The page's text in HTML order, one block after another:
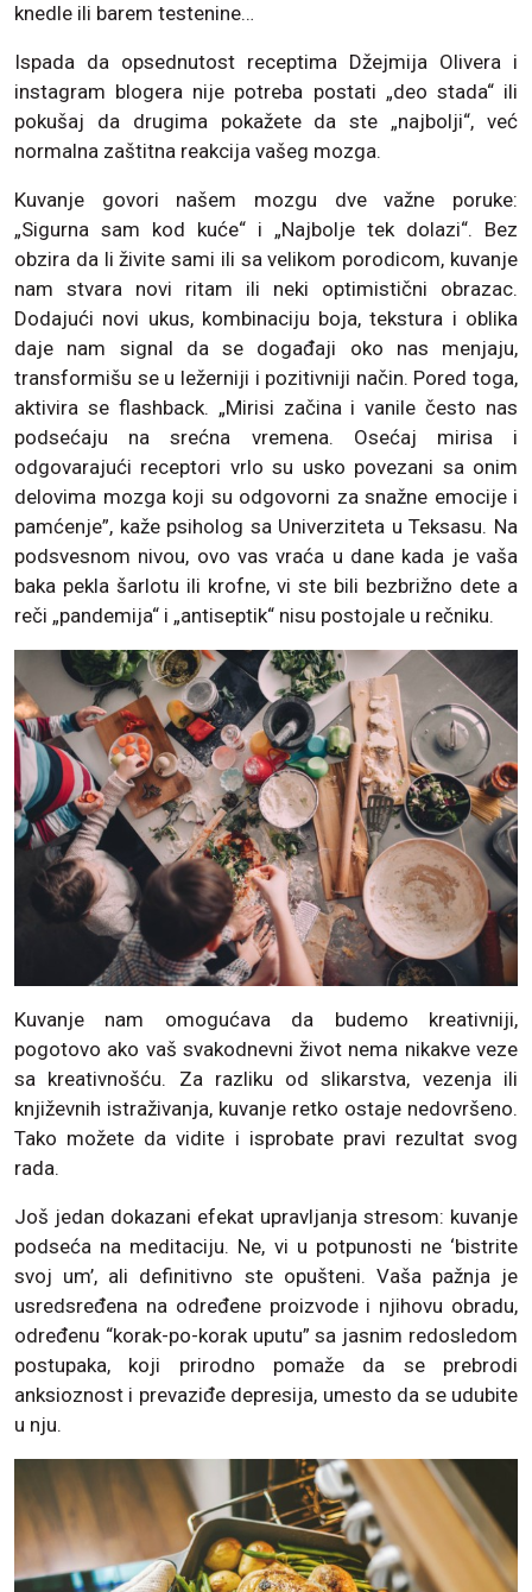
knedle ili barem testenine…
Ispada da opsednutost receptima Džejmija Olivera i
instagram blogera nije potreba postati „deo stada“ ili
pokušaj da drugima pokažete da ste „najbolji“, već
normalna zaštitna reakcija vašeg mozga.
Kuvanje govori našem mozgu dve važne poruke:
„Sigurna sam kod kuće“ i „Najbolje tek dolazi“. Bez
obzira da li živite sami ili sa velikom porodicom, kuvanje
nam stvara novi ritam ili neki optimistični obrazac.
Dodajući novi ukus, kombinaciju boja, tekstura i oblika
daje nam signal da se događaji oko nas menjaju,
transformišu se u ležerniji i pozitivniji način. Pored toga,
aktivira se flashback. „Mirisi začina i vanile često nas
podsećaju na srećna vremena. Osećaj mirisa i
odgovarajući receptori vrlo su usko povezani sa onim
delovima mozga koji su odgovorni za snažne emocije i
pamćenje”, kaže psiholog sa Univerziteta u Teksasu. Na
podsvesnom nivou, ovo vas vraća u dane kada je vaša
baka pekla šarlotu ili krofne, vi ste bili bezbrižno dete a
reči „pandemija“ i „antiseptik“ nisu postojale u rečniku.
Kuvanje nam omogućava da budemo kreativniji,
pogotovo ako vaš svakodnevni život nema nikakve veze
sa kreativnošću. Za razliku od slikarstva, vezenja ili
književnih istraživanja, kuvanje retko ostaje nedovršeno.
Tako možete da vidite i isprobate pravi rezultat svog
rada.
Još jedan dokazani efekat upravljanja stresom: kuvanje
podseća na meditaciju. Ne, vi u potpunosti ne ‘bistrite
svoj um’, ali definitivno ste opušteni. Vaša pažnja je
usredsređena na određene proizvode i njihovu obradu,
određenu “korak-po-korak uputu” sa jasnim redosledom
postupaka, koji prirodno pomaže da se prebrodi
anksioznost i prevaziđe depresija, umesto da se udubite
u nju.